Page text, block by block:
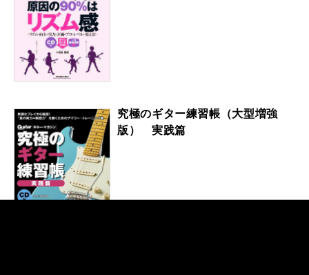
究極のギター練習帳（大型増強
版） 実践篇